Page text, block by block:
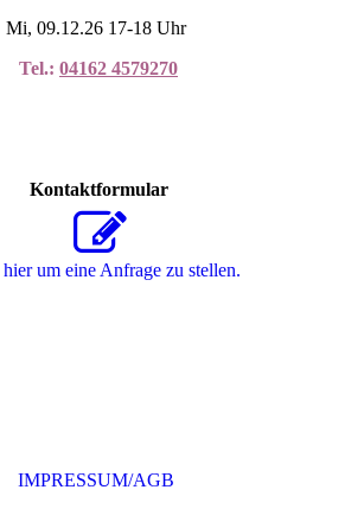
Mi, 09.12.26 17-18 Uhr
Tel.: 04162 4579270
Kontaktformular
um eine Anfrage zu stellen.
IMPRESSUM/AGB